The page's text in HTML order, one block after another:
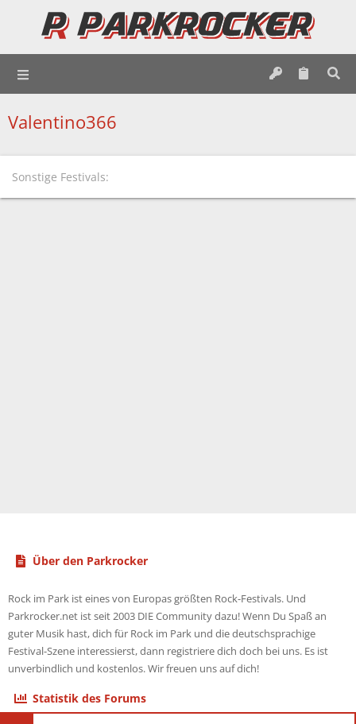
Valentino366
Sonstige Festivals
Über den Parkrocker
Rock im Park ist eines von Europas größten Rock-Festivals. Und
Parkrocker.net ist seit 2003 DIE Community dazu! Wenn Du Spaß an
guter Musik hast, dich für Rock im Park und die deutschsprachige
Festival-Szene interessierst, dann registriere dich doch bei uns. Es ist
unverbindlich und kostenlos. Wir freuen uns auf dich!
Statistik des Forums